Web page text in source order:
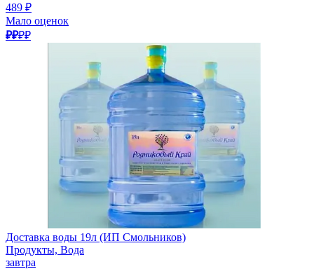
489 ₽
Мало оценок
₽₽₽₽
Доставка воды 19л (ИП Смольников)
Продукты, Вода
завтра